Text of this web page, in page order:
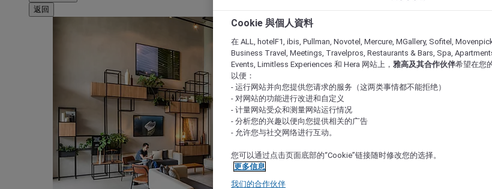
返回
Cookie 與個人資料
在 ALL, hotelF1, ibis, Pullman, Novotel, Mercure, MGallery, Sofitel,
Business Travel, Meetings, Travelpros, Restaurants & Bars, Spa,
Events, Limitless Experiences 和 Hera 网站上， 雅高及其合作伙伴希望在您
以便：
- 运行网站并向您提供您请求的服务（这两类事情都不能拒绝）
- 对网站的功能进行改进和自定义
- 计量网站受众和测量网站运行情况
- 分析您的兴趣以便向您提供相关的广告
- 允许您与社交网络进行互动。
您可以通过点击页面底部的“Cookie”链接随时修改您的选择。
更多信息
我们的合作伙伴